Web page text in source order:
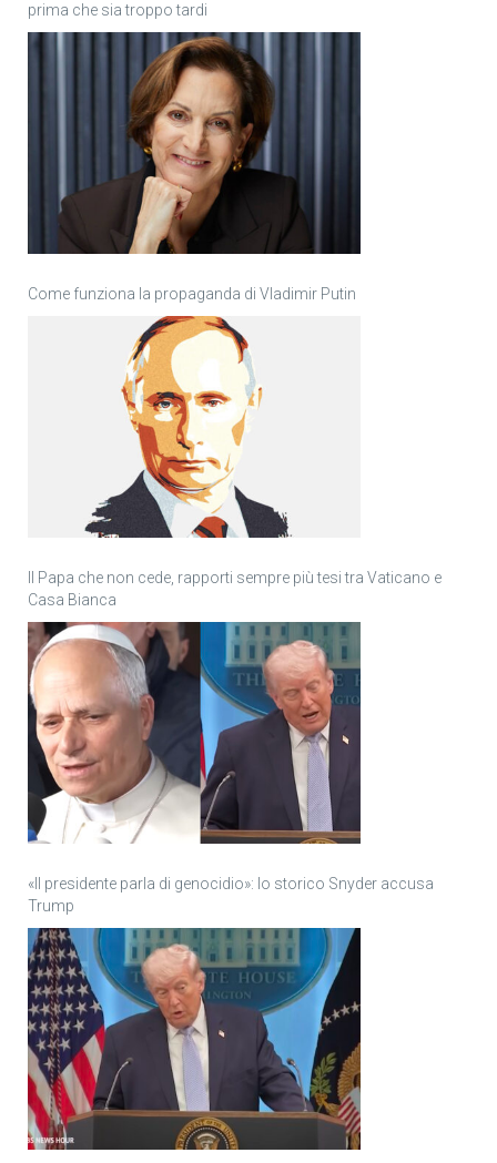
prima che sia troppo tardi
Come funziona la propaganda di Vladimir Putin
Il Papa che non cede, rapporti sempre più tesi tra Vaticano e
Casa Bianca
«Il presidente parla di genocidio»: lo storico Snyder accusa
Trump